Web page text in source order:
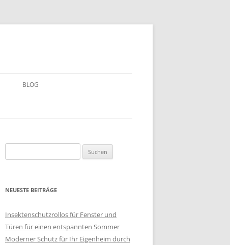
BLOG
nach:
NEUESTE BEITRÄGE
Insektenschutzrollos für Fenster und
Türen für einen entspannten Sommer
Moderner Schutz für Ihr Eigenheim durch